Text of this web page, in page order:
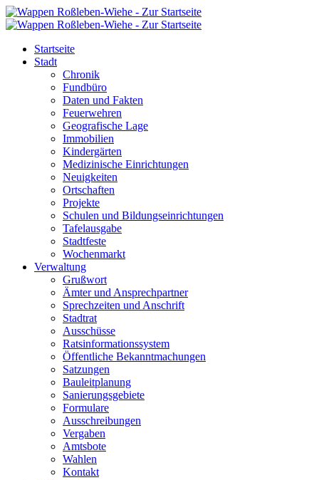
Startseite
Stadt
Chronik
Fundbüro
Daten und Fakten
Feuerwehren
Geografische Lage
Immobilien
Kindergärten
Medizinische Einrichtungen
Neuigkeiten
Ortschaften
Projekte
Schulen und Bildungseinrichtungen
Tafelausgabe
Stadtfeste
Wochenmarkt
Verwaltung
Grußwort
Ämter und Ansprechpartner
Sprechzeiten und Anschrift
Stadtrat
Ausschüsse
Ratsinformationssystem
Öffentliche Bekanntmachungen
Satzungen
Bauleitplanung
Sanierungsgebiete
Formulare
Ausschreibungen
Vergaben
Amtsbote
Wahlen
Kontakt